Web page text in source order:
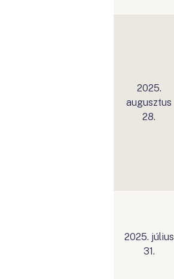
2025.
augusztus
28.
2025. július
31.